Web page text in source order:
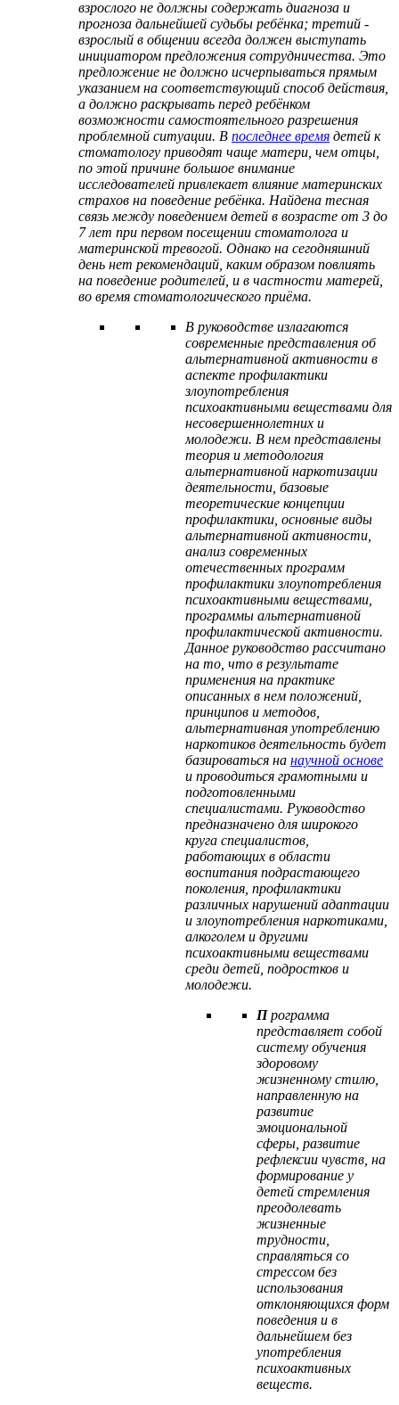
взрослого не должны содержать диагноза и
прогноза дальнейшей судьбы ребёнка; третий -
взрослый в общении всегда должен выступать
инициатором предложения сотрудничества. Это
предложение не должно исчерпываться прямым
указанием на соответствующий способ действия,
а должно раскрывать перед ребёнком
возможности самостоятельного разрешения
проблемной ситуации. В последнее время детей к
стоматологу приводят чаще матери, чем отцы,
по этой причине большое внимание
исследователей привлекает влияние материнских
страхов на поведение ребёнка. Найдена тесная
связь между поведением детей в возрасте от 3 до
7 лет при первом посещении стоматолога и
материнской тревогой. Однако на сегодняшний
день нет рекомендаций, каким образом повлиять
на поведение родителей, и в частности матерей,
во время стоматологического приёма.
В руководстве излагаются
современные представления об
альтернативной активности в
аспекте профилактики
злоупотребления
психоактивными веществами для
несовершеннолетних и
молодежи. В нем представлены
теория и методология
альтернативной наркотизации
деятельности, базовые
теоретические концепции
профилактики, основные виды
альтернативной активности,
анализ современных
отечественных программ
профилактики злоупотребления
психоактивными веществами,
программы альтернативной
профилактической активности.
Данное руководство рассчитано
на то, что в результате
применения на практике
описанных в нем положений,
принципов и методов,
альтернативная употреблению
наркотиков деятельность будет
базироваться на научной основе
и проводиться грамотными и
подготовленными
специалистами. Руководство
предназначено для широкого
круга специалистов,
работающих в области
воспитания подрастающего
поколения, профилактики
различных нарушений адаптации
и злоупотребления наркотиками,
алкоголем и другими
психоактивными веществами
среди детей, подростков и
молодежи.
Программа
представляет собой
систему обучения
здоровому
жизненному стилю,
направленную на
развитие
эмоциональной
сферы, развитие
рефлексии чувств, на
формирование у
детей стремления
преодолевать
жизненные
трудности,
справляться со
стрессом без
использования
отклоняющихся форм
поведения и в
дальнейшем без
употребления
психоактивных
веществ.